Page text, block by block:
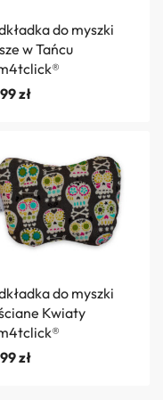
do myszki
w Tańcu
zł
do myszki
Kwiaty
zł